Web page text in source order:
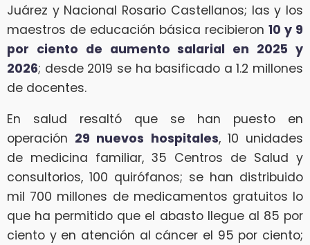
Juárez y Nacional Rosario Castellanos; las y los
maestros de educación básica recibieron 10 y 9
por ciento de aumento salarial en 2025 y
2026; desde 2019 se ha basificado a 1.2 millones
de docentes.
En salud resaltó que se han puesto en
operación 29 nuevos hospitales, 10 unidades
de medicina familiar, 35 Centros de Salud y
consultorios, 100 quirófanos; se han distribuido
mil 700 millones de medicamentos gratuitos lo
que ha permitido que el abasto llegue al 85 por
ciento y en atención al cáncer el 95 por ciento;